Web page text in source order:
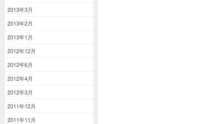
2013年3月
2013年2月
2013年1月
2012年12月
2012年6月
2012年4月
2012年3月
2011年12月
2011年11月